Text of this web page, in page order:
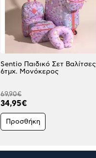
Sentio Παιδικό Σετ Βαλίτσες
6τμχ. Μονόκερος
69,90€
34,95€
Προσθήκη